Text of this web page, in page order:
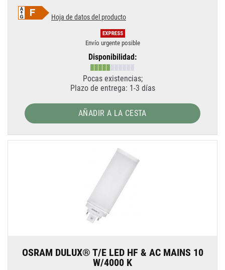
Hoja de datos del producto
Envío urgente posible
Disponibilidad:
Pocas existencias;
Plazo de entrega: 1-3 días
AÑADIR A LA CESTA
OSRAM DULUX® T/E LED HF & AC MAINS 10
W/4000 K